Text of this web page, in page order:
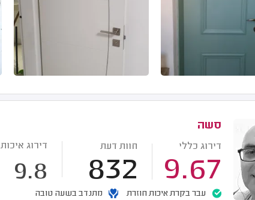
סשה
דירוג כללי
9.67
חוות דעת
832
דירוג איכות
9.8
עבר בקרת איכות חוזרת מתנדב בשעה טובה